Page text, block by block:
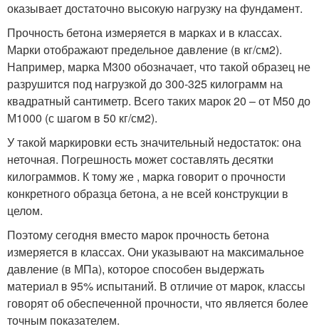
оказывает достаточно высокую нагрузку на фундамент.
Прочность бетона измеряется в марках и в классах.
Марки отображают предельное давление (в кг/см2).
Например, марка М300 обозначает, что такой образец не
разрушится под нагрузкой до 300-325 килограмм на
квадратный сантиметр. Всего таких марок 20 – от М50 до
М1000 (с шагом в 50 кг/см2).
У такой маркировки есть значительный недостаток: она
неточная. Погрешность может составлять десятки
килограммов. К тому же , марка говорит о прочности
конкретного образца бетона, а не всей конструкции в
целом.
Поэтому сегодня вместо марок прочность бетона
измеряется в классах. Они указывают на максимальное
давление (в МПа), которое способен выдержать
материал в 95% испытаний. В отличие от марок, классы
говорят об обеспеченной прочности, что является более
точным показателем.